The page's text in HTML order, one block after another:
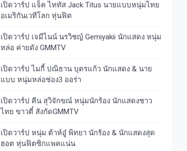
เปิดวาร์ป แจ็ค ไททัส Jack Titus นายแบบหนุ่มไทย
อเมริกันเวทีโลก หุ่นฟิต
เปิดวาร์ป เจมีไนน์ นรวิชญ์ Gemiyakii นักแสดง หนุ่ม
หล่อ ค่ายดัง GMMTV
เปิดวาร์ป ไมกี้ ปณิธาน บุตรแก้ว นักแสดง & นาย
แบบ หนุ่มหล่อช่อง3 ออร่า
เปิดวาร์ป คีน สุวิจักขณ์ หนุ่มนักร้อง นักแสดงชาว
ไทย ขาวตี๋ สังกัดGMMTV
เปิดวาร์ป หนุ่ม ต้าห์อู๋ พิทยา นักร้อง & นักแสดงสุด
ฮอต หุ่นฟิตซิกแพคแน่น